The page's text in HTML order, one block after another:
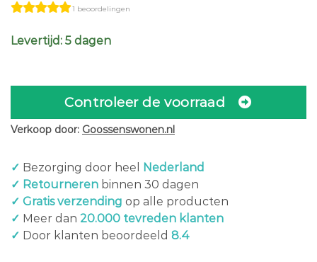
1 beoordelingen
Levertijd: 5 dagen
Controleer de voorraad
Verkoop door: Goossenswonen.nl
✓ Bezorging door heel
Nederland
✓ Retourneren binnen 30 dagen
✓ Gratis verzending op alle producten
✓ Meer dan 20.000 tevreden klanten
✓ Door klanten beoordeeld 8.4